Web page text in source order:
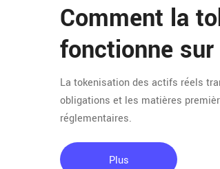
Comment la
fonctionne
La tokenisation des actifs réels
obligations et les matières
réglementaires.
Plus